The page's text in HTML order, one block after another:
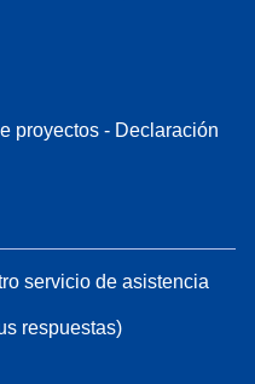
proyectos - Declaración
servicio de asistencia
respuestas)